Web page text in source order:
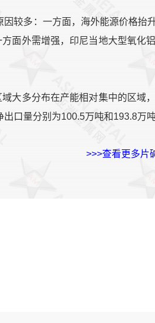
因较多：一方面，海外能源价格抬
面外需增强，印尼当地大型氧化
大多分布在产能相对集中的区域
出口量分别为100.5万吨和193.8万
>>>查看更多片